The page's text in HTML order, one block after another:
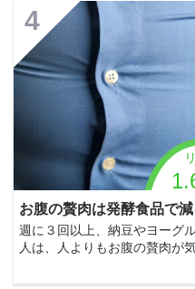
4
お腹の贅肉は発酵食品で減
週に３回以上、納豆やヨーグ
人は、人よりもお腹の贅肉が